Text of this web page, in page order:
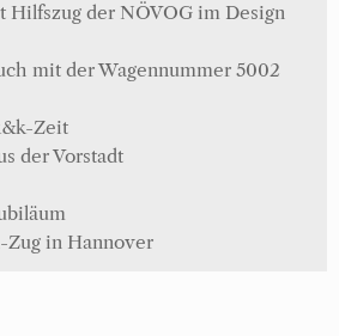
Hilfszug der NÖVOG im Design
mit der Wagennummer 5002
Zeit
der Vorstadt
Zug in Hannover